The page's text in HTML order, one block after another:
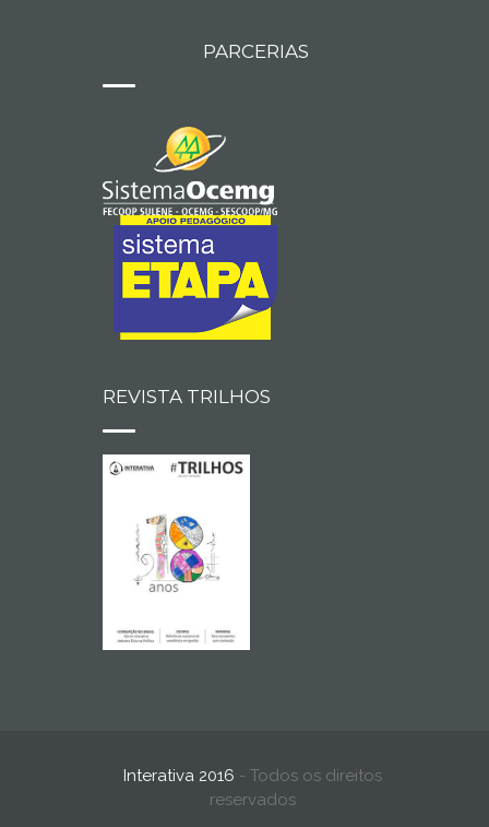
PARCERIAS
REVISTA TRILHOS
Interativa 2016 - Todos os direitos
reservados